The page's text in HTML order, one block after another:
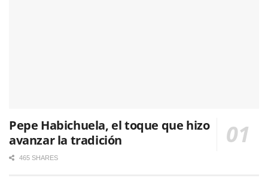
Pepe Habichuela, el toque que hizo
avanzar la tradición
465 SHARES